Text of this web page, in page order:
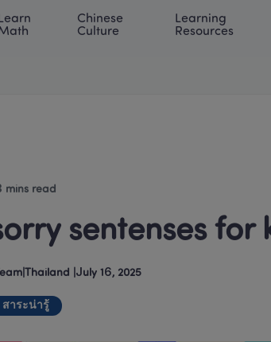
International | EN LOG IN
Learn
Chinese
Culture
Learning
Resources
mins read
sentenses for
Thailand July 16, 2025
สาระน่ารู้